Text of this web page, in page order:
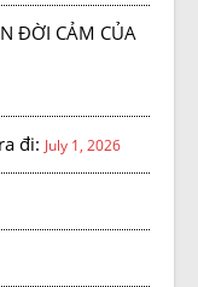
ĐỜI CẢM CỦA
đi: July 1, 2026